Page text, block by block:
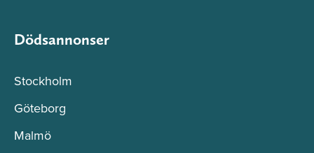
Dödsannonser
Stockholm
Göteborg
Malmö